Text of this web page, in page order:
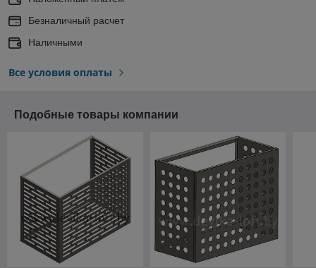
Безналичный расчет
Наличными
Все условия оплаты
Подобные товары компании